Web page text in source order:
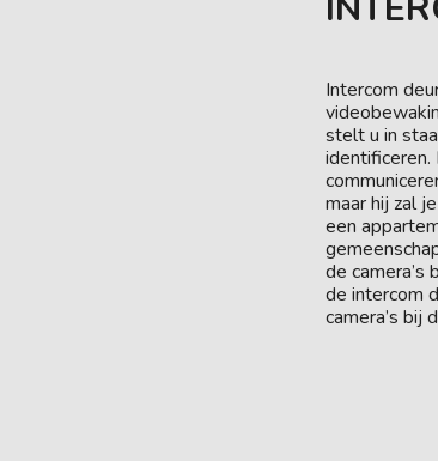
Intercom
stelt u in
identificeren.
maar hij zal
een
de
de intercom
camera’s bij